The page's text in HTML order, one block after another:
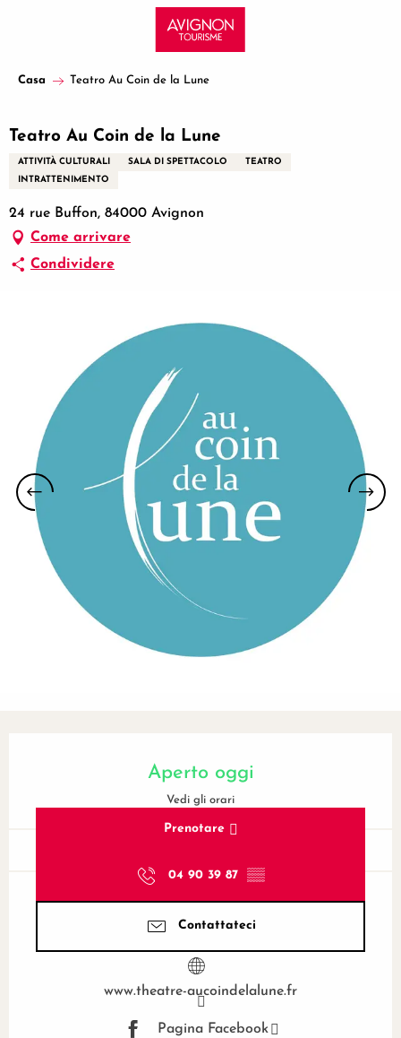
principal
Casa Teatro Au Coin de la Lune
Teatro Au Coin de la Lune
ATTIVITÀ CULTURALI SALA DI SPETTACOLO
TEATRO
INTRATTENIMENTO
24 rue Buffon, 84000 Avignon
Come arrivare
Condividere
Aperto oggi
Vedi gli orari
Prenotare
04 90 39 87 ▒▒
Contattateci
www.theatre-aucoindelalune.fr
Pagina Facebook